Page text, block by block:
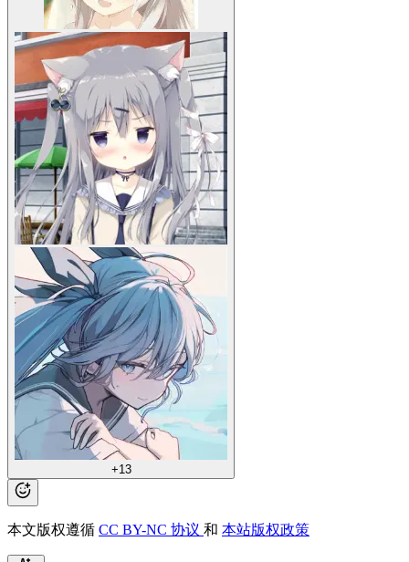
+13
本文版权遵循 CC BY-NC 协议 和 本站版权政策